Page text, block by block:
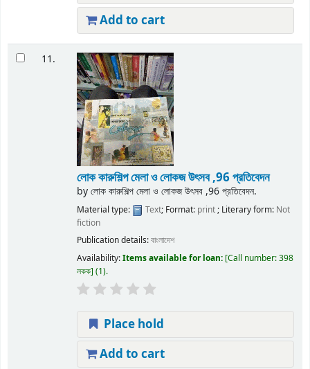
Add to cart
11.
লোক কারুশিল্প মেলা ও লোকজ উৎসব ,96 প্রতিবেদন
byলোক কারুশিল্প মেলা ও লোকজ উৎসব ,96 প্রতিবেদন.
Material type: Text; Format: print; Literary form: Not
fiction
Publication details:বাংলাদেশ
Availability:Items available for loan: Call number:398
লকক (1).
Place hold
Add to cart